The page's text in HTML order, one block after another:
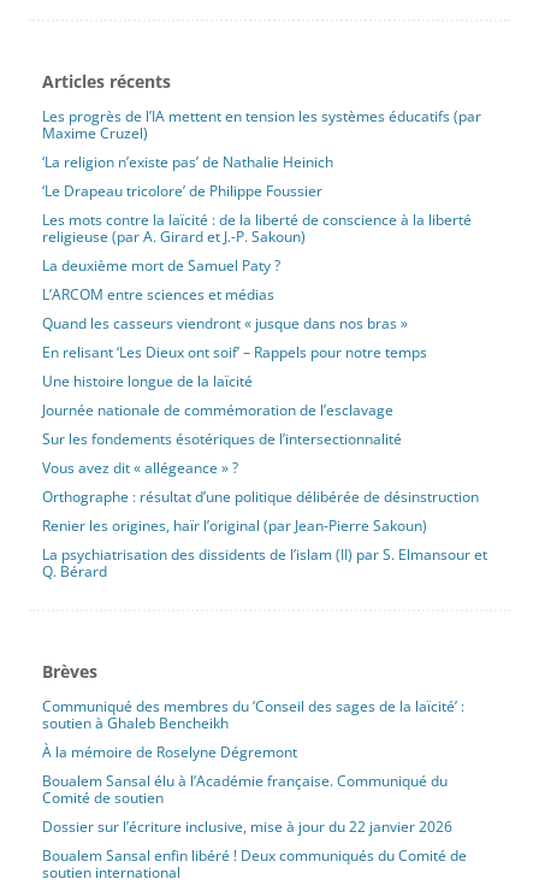
Articles récents
Les progrès de l’IA mettent en tension les systèmes éducatifs (par
Maxime Cruzel)
‘La religion n’existe pas’ de Nathalie Heinich
‘Le Drapeau tricolore’ de Philippe Foussier
Les mots contre la laïcité : de la liberté de conscience à la liberté
religieuse (par A. Girard et J.-P. Sakoun)
La deuxième mort de Samuel Paty ?
L’ARCOM entre sciences et médias
Quand les casseurs viendront « jusque dans nos bras »
En relisant ‘Les Dieux ont soif’ – Rappels pour notre temps
Une histoire longue de la laïcité
Journée nationale de commémoration de l’esclavage
Sur les fondements ésotériques de l’intersectionnalité
Vous avez dit « allégeance » ?
Orthographe : résultat d’une politique délibérée de désinstruction
Renier les origines, haïr l’original (par Jean-Pierre Sakoun)
La psychiatrisation des dissidents de l’islam (II) par S. Elmansour et
Q. Bérard
Brèves
Communiqué des membres du ‘Conseil des sages de la laïcité’ :
soutien à Ghaleb Bencheikh
À la mémoire de Roselyne Dégremont
Boualem Sansal élu à l’Académie française. Communiqué du
Comité de soutien
Dossier sur l’écriture inclusive, mise à jour du 22 janvier 2026
Boualem Sansal enfin libéré ! Deux communiqués du Comité de
soutien international